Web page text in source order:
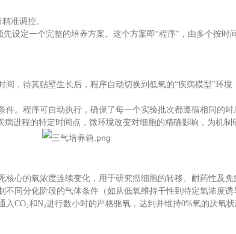
准调控。
设定一个完整的培养方案。这个方案即“程序"，由多个按
，待其贴壁生长后，程序自动切换到低氧的“疾病模型"环
。程序可自动执行，确保了每一个实验批次都遵循相同的
进程的特定时间点，微环境改变对细胞的精确影响，为机制
心的氧浓度连续变化，用于研究癌细胞的转移、耐药性及免
同分化阶段的气体条件（如从低氧维持干性到特定氧浓度
CO₂和N₂进行数小时的严格驱氧，达到并维持0%氧的厌氧